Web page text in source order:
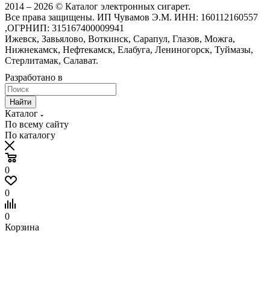
2014 – 2026 © Каталог электронных сигарет.
Все права защищены. ИП Чувамов Э.М. ИНН: 160112160557
,ОГРНИП: 315167400009941
Ижевск, Завьялово, Воткинск, Сарапул, Глазов, Можга,
Нижнекамск, Нефтекамск, Елабуга, Лениногорск, Туймазы,
Стерлитамак, Салават.
Разработано в
Найти
Каталог
По всему сайту
По каталогу
0
0
0
Корзина